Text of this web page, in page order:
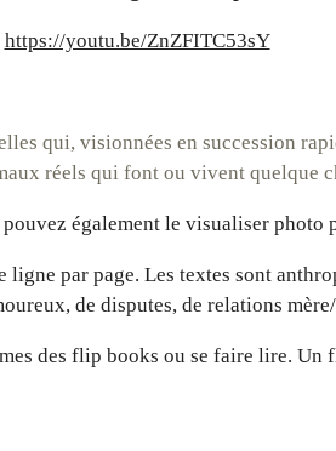
https://youtu.be/ZnZFITC53sY
qui, visionnées en succession
réels qui font ou vivent quelque
également le visualiser photo
ligne par page. Les textes sont
de disputes, de relations
des flip books ou se faire lire. Un